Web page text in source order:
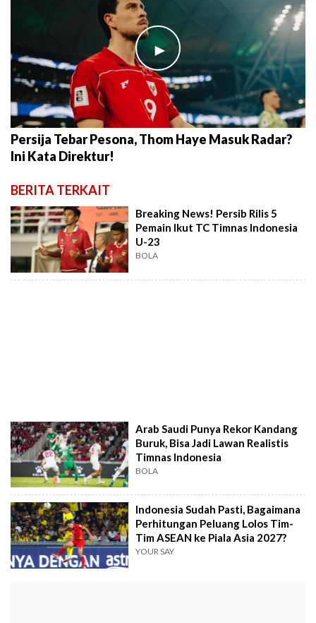
►
Persija Tebar Pesona, Thom Haye Masuk Radar?
Ini Kata Direktur!
BERITA TERKAIT
Breaking News! Persib Rilis 5
Pemain Ikut TC Timnas Indonesia
U-23
BOLA
Arab Saudi Punya Rekor Kandang
Buruk, Bisa Jadi Lawan Realistis
Timnas Indonesia
BOLA
Indonesia Sudah Pasti, Bagaimana
Perhitungan Peluang Lolos Tim-
Tim ASEAN ke Piala Asia 2027?
YOUR SAY